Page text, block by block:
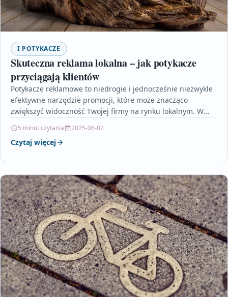
I POTYKACZE
Skuteczna reklama lokalna – jak potykacze
przyciągają klientów
Potykacze reklamowe to niedrogie i jednocześnie niezwykle
efektywne narzędzie promocji, które może znacząco
zwiększyć widoczność Twojej firmy na rynku lokalnym. W
5 minut czytania 2025-06-02
Czytaj więcej